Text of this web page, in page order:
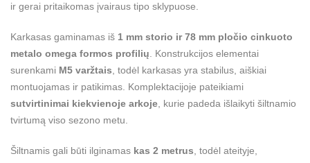
ir gerai pritaikomas įvairaus tipo sklypuose.
Karkasas gaminamas iš 1 mm storio ir 78 mm pločio cinkuoto
metalo omega formos profilių . Konstrukcijos elementai
surenkami M5 varžtais , todėl karkasas yra stabilus, aiškiai
montuojamas ir patikimas. Komplektacijoje pateikiami
sutvirtinimai kiekvienoje arkoje , kurie padeda išlaikyti šiltnamio
tvirtumą viso sezono metu.
Šiltnamis gali būti ilginamas kas 2 metrus , todėl ateityje,